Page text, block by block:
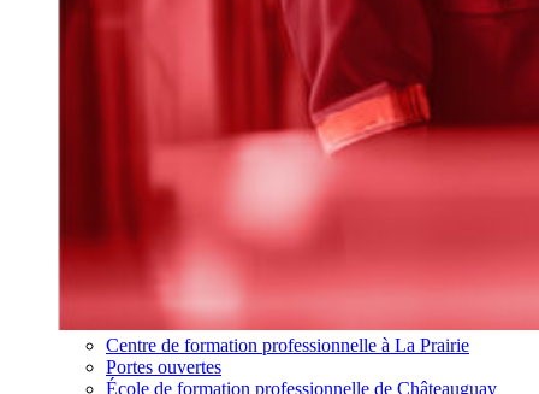
Centre de formation professionnelle à La Prairie
Portes ouvertes
École de formation professionnelle de Châteauguay